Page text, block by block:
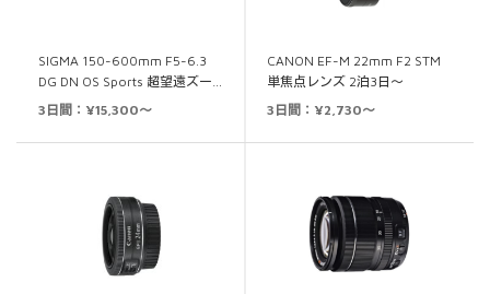
SIGMA 150-600mm F5-6.3
DG DN OS Sports 超望遠ズー…
3日間：¥15,300～
CANON EF-M 22mm F2 STM
単焦点レンズ 2泊3日～
3日間：¥2,730～